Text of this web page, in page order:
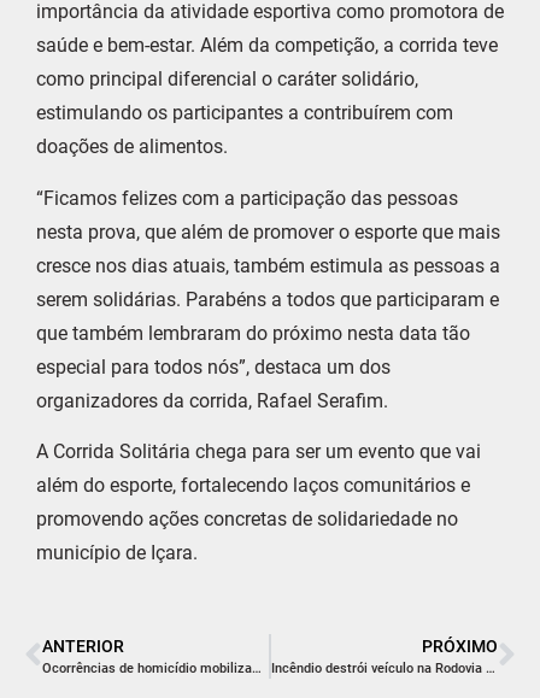
importância da atividade esportiva como promotora de
saúde e bem-estar. Além da competição, a corrida teve
como principal diferencial o caráter solidário,
estimulando os participantes a contribuírem com
doações de alimentos.
“Ficamos felizes com a participação das pessoas
nesta prova, que além de promover o esporte que mais
cresce nos dias atuais, também estimula as pessoas a
serem solidárias. Parabéns a todos que participaram e
que também lembraram do próximo nesta data tão
especial para todos nós”, destaca um dos
organizadores da corrida, Rafael Serafim.
A Corrida Solitária chega para ser um evento que vai
além do esporte, fortalecendo laços comunitários e
promovendo ações concretas de solidariedade no
município de Içara.
ANTERIOR
Ocorrências de homicídio mobilizam a Polícia Militar em diferentes regiões de SC
PRÓXIMO
Incêndio destrói veículo na Rodovia Jorge Lacerda, em Criciúma